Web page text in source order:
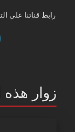
رابط قناتنا على
زوار